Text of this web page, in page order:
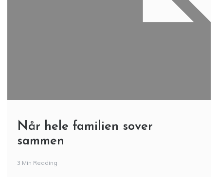
Når hele familien sover
sammen
3 Min Reading